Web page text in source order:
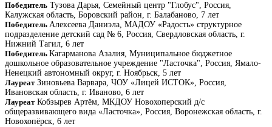
Победитель Тузова Дарья, Семейный центр "Глобус", Россия,
Калужская область, Боровский район, г. Балабаново, 7 лет
Победитель Алексеева Даниэла, МАДОУ «Радость» структурное
подразделение детский сад № 6, Россия, Свердловская область, г.
Нижний Тагил, 6 лет
Победитель Кагарманова Азалия, Муниципальное бюджетное
дошкольное образовательное учреждение "Ласточка", Россия, Ямало-
Ненецкий автономный округ, г. Ноябрьск, 5 лет
ЛауреатЗиновьева Варвара, ЧОУ «Лицей ИСТОК», Россия,
Ивановская область, г. Иваново, 6 лет
ЛауреатКобзырев Артём, МКДОУ Новохоперский д/с
общеразвивающего вида «Ласточка», Россия, Воронежская область, г.
Новохопёрск, 6 лет